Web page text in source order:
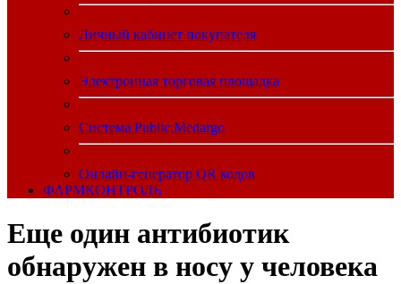
Личный кабинет покупателя
Электронная торговая площадка
Система Public.Medargo
Онлайн-генератор QR кодов
ФАРМКОНТРОЛЬ
Еще один антибиотик
обнаружен в носу у человека